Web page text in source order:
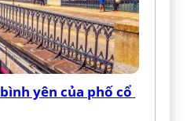
yên của phố cổ